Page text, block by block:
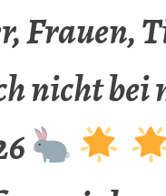
Frauen,
nicht bei